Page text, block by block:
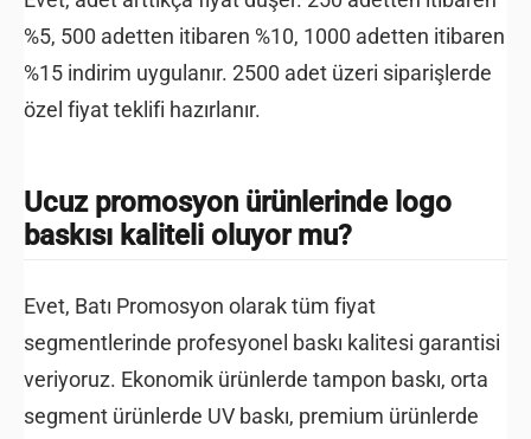
%5, 500 adetten itibaren %10, 1000 adetten itibaren
%15 indirim uygulanır. 2500 adet üzeri siparişlerde
özel fiyat teklifi hazırlanır.
Ucuz promosyon ürünlerinde logo
baskısı kaliteli oluyor mu?
Evet, Batı Promosyon olarak tüm fiyat
segmentlerinde profesyonel baskı kalitesi garantisi
veriyoruz. Ekonomik ürünlerde tampon baskı, orta
segment ürünlerde UV baskı, premium ürünlerde